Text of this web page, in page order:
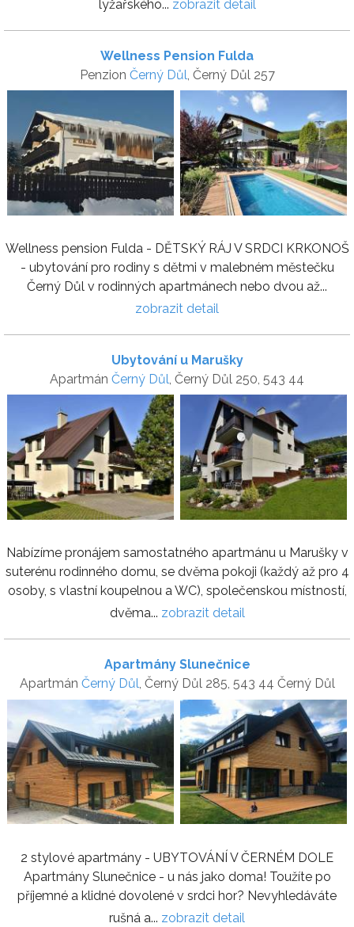
lyžařského... zobrazit detail
Wellness Pension Fulda
Penzion Černý Důl, Černý Důl 257
Wellness pension Fulda - DĚTSKÝ RÁJ V SRDCI KRKONOŠ
- ubytování pro rodiny s dětmi v malebném městečku
Černý Důl v rodinných apartmánech nebo dvou až...
zobrazit detail
Ubytování u Marušky
Apartmán Černý Důl, Černý Důl 250, 543 44
Nabízíme pronájem samostatného apartmánu u Marušky v
suterénu rodinného domu, se dvěma pokoji (každý až pro 4
osoby, s vlastní koupelnou a WC), společenskou místností,
dvěma... zobrazit detail
Apartmány Slunečnice
Apartmán Černý Důl, Černý Důl 285, 543 44 Černý Důl
2 stylové apartmány - UBYTOVÁNÍ V ČERNÉM DOLE
Apartmány Slunečnice - u nás jako doma! Toužíte po
příjemné a klidné dovolené v srdci hor? Nevyhledáváte
rušná a... zobrazit detail